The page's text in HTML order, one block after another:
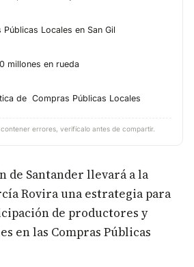
Públicas Locales en San Gil
millones en rueda
de Compras Públicas Locales
errores, verifícalo antes de compartir.
de Santander llevará a la
Rovira una estrategia para
de productores y
en las Compras Públicas